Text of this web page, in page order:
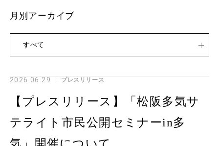
2026.06.29 プレスリリース
【プレスリリース】「松阪多気サ
テライト市民公開セミナーin多
月別アーカイブ
すべて